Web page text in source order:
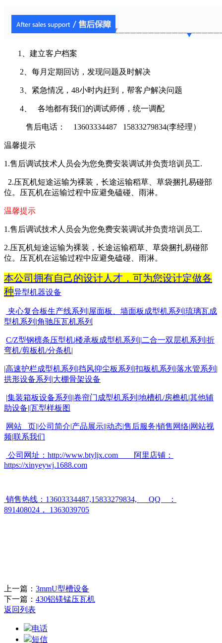
1、建立客户档案
2、每月定期回访，发现问题及时解决
3、紧急情况，48小时内赶到，帮客户解决问题
4、 各地都有我们的调试师傅，统一调配
售后电话： 13603334487 15833279834(李经理）
温馨提示
1.售后调试技术人员会为您免费安装调试并负责培训员工.
2.压瓦机短途运输为裸装，长途运输稻草、草袋捆扎易碰部
位。压瓦机在运输过程中应避免磕碰、雨淋。
温馨提示
1.售后调试技术人员会为您免费安装调试并负责培训员工.
2.压瓦机短途运输为裸装，长途运输稻草、草袋捆扎易碰部
位。压瓦机在运输过程中应避免磕碰、雨淋。
本公司拥有自己的设计人才，可为您设计定做各
种异型机器设备
夹心复合板生产线系列 |屋面板 、墙面板成型机系列 |琉璃瓦成
型机系列 |角驰压瓦机系列
C/Z型钢檩条压型机|楼承板成型机系列 ||二合一双层机系列 |折
弯机/剪板机/分条机|
|高速护栏成型机系列 |挡风抑尘板系列 |扣板机系列 |落水管系列 |
拱形设备系列 |大棚骨架设备
|集装箱板设备系列 ||卷帘门成型机系列 |地槽机/房檐机|其他辅
助设备||瓦型样板图
网站 页||公司简介|产品展示||动态|售后服务|销售网络|网站视
频|联系我们
公司网址： http://www.btyljx.com
阿里店铺：
https://xinyeywj.1688.com
销售热线： 13603334487,15833279834, QQ
：
891408024 ， 1363039705
上一篇： 3mmU型槽设备
下一篇： 430铝镁锰压瓦机
返回列表
电话
短信